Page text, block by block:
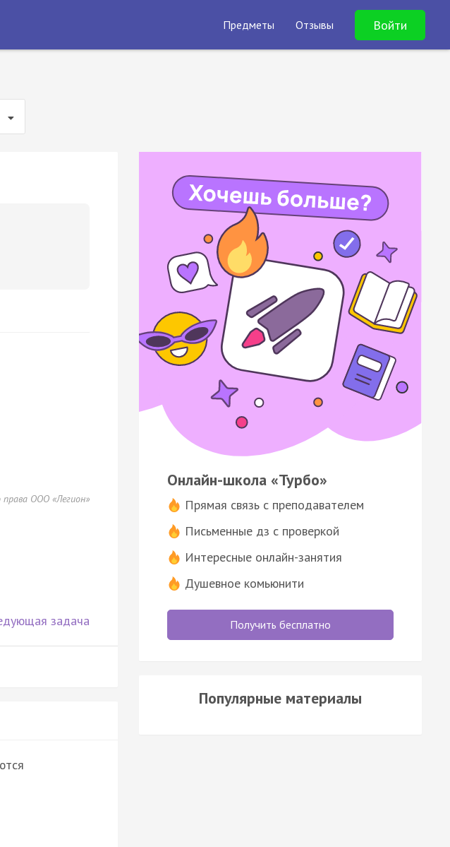
Предметы Отзывы Войти
ООО «Легион»
задача
Онлайн-школа «Турбо»
Прямая связь с преподавателем
Письменные дз с проверкой
Интересные онлайн-занятия
Душевное комьюнити
Получить бесплатно
Популярные материалы